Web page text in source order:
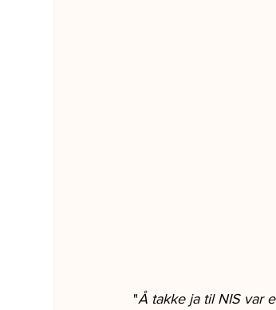
"Å takke ja til NIS var